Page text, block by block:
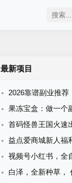
最新项目
2026靠谱副业推荐：小说推文、漫剧推广
果冻宝盒：做一个副业
首码怪兽王国火速出圈，每
益点爱商城新人福
视频号小红书，全自动
白泽，全新种草， 代发视频，保底